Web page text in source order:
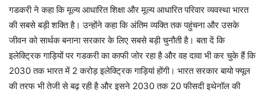
गडकरी ने कहा कि मूल्य आधारित शिक्षा और मूल्य आधारित परिवार व्यवस्था भारत
की सबसे बड़ी शक्ति है। उन्होंने कहा कि अंतिम व्यक्ति तक पहुंचना और उसके
जीवन को सार्थक बनाना सरकार के लिए सबसे बड़ी चुनौती है। बता दें कि
इलेक्ट्रिक गाड़ियों पर गडकरी का काफी जोर रहा है और वह दावा भी कर चुके हैं कि
2030 तक भारत में 2 करोड़ इलेक्ट्रिक गाड़ियां होंगी। भारत सरकार बायो फ्यूल
की तरफ भी तेजी से बढ़ रही है और इसने 2030 तक 20 फीसदी इथेनॉल की